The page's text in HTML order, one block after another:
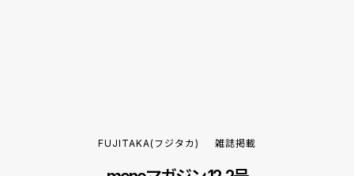
FUJITAKA(フジタカ) 雑誌掲載